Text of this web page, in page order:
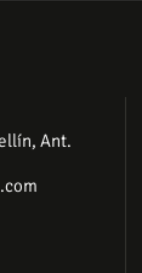
Ant.